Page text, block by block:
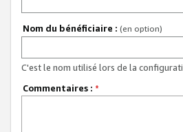
Nom du bénéficiaire : (en option)
C'est le nom utilisé lors de la
Commentaires : *